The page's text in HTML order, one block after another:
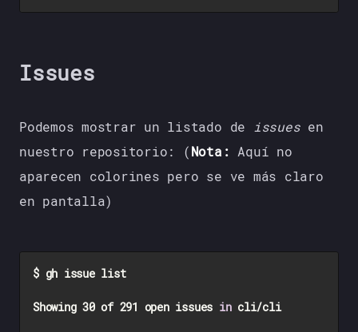
Issues
Podemos mostrar un listado de issuesen
nuestro repositorio: (Nota: Aquí no
aparecen colorines pero se ve más claro
en pantalla)
$ gh issue list
Showing 30 of 291 open issues in cli/cli